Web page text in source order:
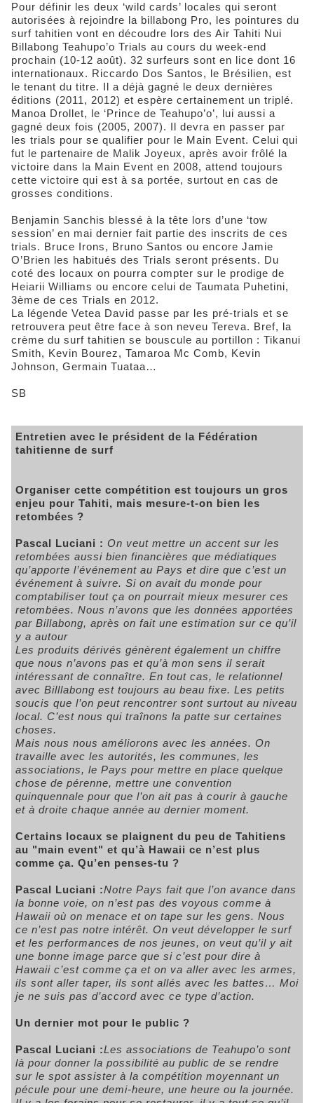
Pour définir les deux ‘wild cards’ locales qui seront
autorisées à rejoindre la billabong Pro, les pointures du
surf tahitien vont en découdre lors des Air Tahiti Nui
Billabong Teahupo’o Trials au cours du week-end
prochain (10-12 août). 32 surfeurs sont en lice dont 16
internationaux. Riccardo Dos Santos, le Brésilien, est
le tenant du titre. Il a déjà gagné le deux dernières
éditions (2011, 2012) et espère certainement un triplé.
Manoa Drollet, le ‘Prince de Teahupo’o’, lui aussi a
gagné deux fois (2005, 2007). Il devra en passer par
les trials pour se qualifier pour le Main Event. Celui qui
fut le partenaire de Malik Joyeux, après avoir frôlé la
victoire dans la Main Event en 2008, attend toujours
cette victoire qui est à sa portée, surtout en cas de
grosses conditions.
Benjamin Sanchis blessé à la tête lors d’une ‘tow
session’ en mai dernier fait partie des inscrits de ces
trials. Bruce Irons, Bruno Santos ou encore Jamie
O’Brien les habitués des Trials seront présents. Du
coté des locaux on pourra compter sur le prodige de
Heiarii Williams ou encore celui de Taumata Puhetini,
3ème de ces Trials en 2012.
La légende Vetea David passe par les pré-trials et se
retrouvera peut être face à son neveu Tereva. Bref, la
crème du surf tahitien se bouscule au portillon : Tikanui
Smith, Kevin Bourez, Tamaroa Mc Comb, Kevin
Johnson, Germain Tuataa…
SB
Entretien avec le président de la Fédération
tahitienne de surf
Organiser cette compétition est toujours un gros
enjeu pour Tahiti, mais mesure-t-on bien les
retombées ?
Pascal Luciani : On veut mettre un accent sur les
retombées aussi bien financières que médiatiques
qu’apporte l’événement au Pays et dire que c’est un
événement à suivre. Si on avait du monde pour
comptabiliser tout ça on pourrait mieux mesurer ces
retombées. Nous n’avons que les données apportées
par Billabong, après on fait une estimation sur ce qu’il
y a autour
Les produits dérivés génèrent également un chiffre
que nous n’avons pas et qu’à mon sens il serait
intéressant de connaître. En tout cas, le relationnel
avec Billlabong est toujours au beau fixe. Les petits
soucis que l’on peut rencontrer sont surtout au niveau
local. C’est nous qui traînons la patte sur certaines
choses.
Mais nous nous améliorons avec les années. On
travaille avec les autorités, les communes, les
associations, le Pays pour mettre en place quelque
chose de pérenne, mettre une convention
quinquennale pour que l’on ait pas à courir à gauche
et à droite chaque année au dernier moment.
Certains locaux se plaignent du peu de Tahitiens
au "main event" et qu’à Hawaii ce n’est plus
comme ça. Qu’en penses-tu ?
Pascal Luciani :Notre Pays fait que l’on avance dans
la bonne voie, on n’est pas des voyous comme à
Hawaii où on menace et on tape sur les gens. Nous
ce n’est pas notre intérêt. On veut développer le surf
et les performances de nos jeunes, on veut qu’il y ait
une bonne image parce que si c’est pour dire à
Hawaii c’est comme ça et on va aller avec les armes,
ils sont aller taper, ils sont allés avec les battes… Moi
je ne suis pas d’accord avec ce type d’action.
Un dernier mot pour le public ?
Pascal Luciani :Les associations de Teahupo’o sont
là pour donner la possibilité au public de se rendre
sur le spot assister à la compétition moyennant un
pécule pour une demi-heure, une heure ou la journée.